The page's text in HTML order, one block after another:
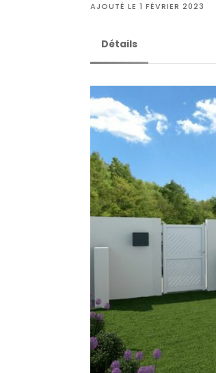
AJOUTÉ LE 1 FÉVRIER 2023
Détails